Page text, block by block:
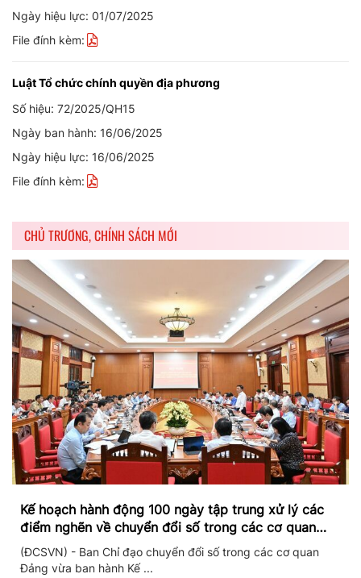
Ngày hiệu lực: 01/07/2025
File đính kèm:
Luật Tổ chức chính quyền địa phương
Số hiệu: 72/2025/QH15
Ngày ban hành: 16/06/2025
Ngày hiệu lực: 16/06/2025
File đính kèm:
CHỦ TRƯƠNG, CHÍNH SÁCH MỚI
Kế hoạch hành động 100 ngày tập trung xử lý các
điểm nghẽn về chuyển đổi số trong các cơ quan
Đảng
(ĐCSVN) - Ban Chỉ đạo chuyển đổi số trong các cơ quan
Đảng vừa ban hành Kế ...